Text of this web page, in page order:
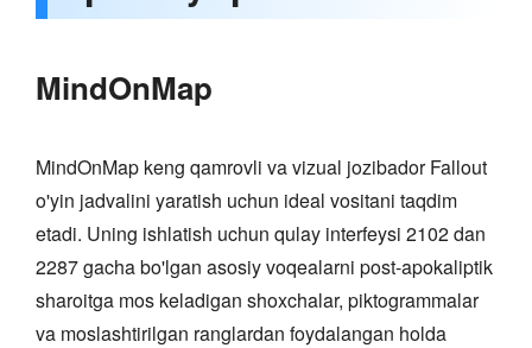
MindOnMap
MindOnMap keng qamrovli va vizual jozibador Fallout
o'yin jadvalini yaratish uchun ideal vositani taqdim
etadi. Uning ishlatish uchun qulay interfeysi 2102 dan
2287 gacha bo'lgan asosiy voqealarni post-apokaliptik
sharoitga mos keladigan shoxchalar, piktogrammalar
va moslashtirilgan ranglardan foydalangan holda